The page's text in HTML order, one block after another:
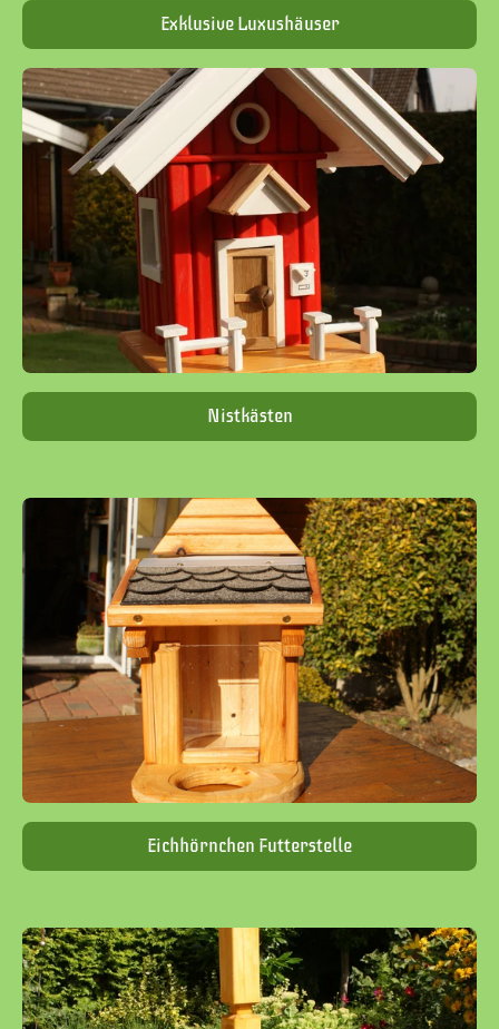
Exklusive Luxushäuser
Nistkästen
Eichhörnchen Futterstelle